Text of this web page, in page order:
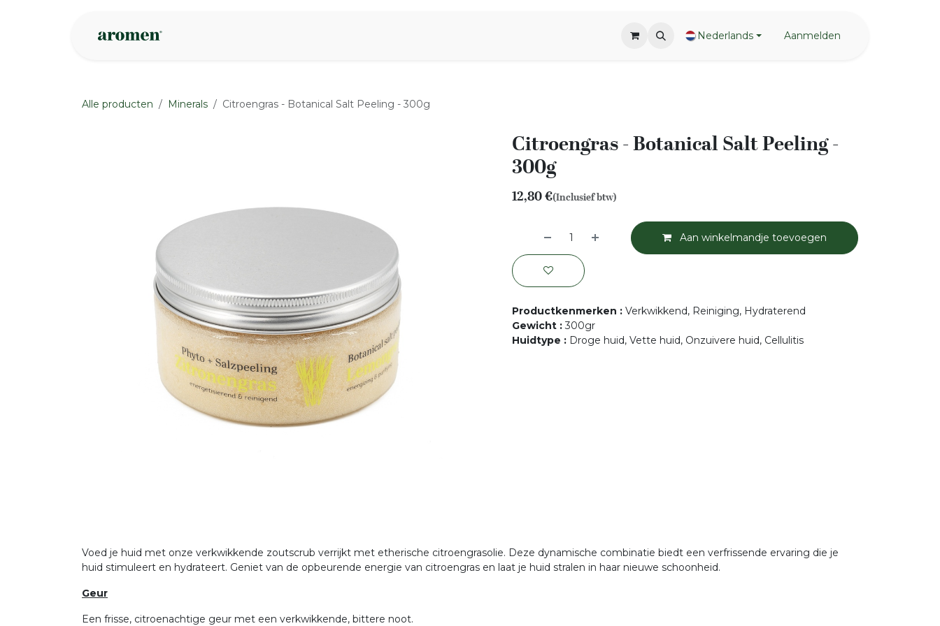
Nederlands Aanmelden
Alle producten Minerals Citroengras - Botanical Salt Peeling - 300g
Citroengras - Botanical Salt Peeling -
300g
12,80€(Inclusief btw)
Aan winkelmandje toevoegen
Productkenmerken : Verkwikkend, Reiniging, Hydraterend
Gewicht : 300gr
Huidtype : Droge huid, Vette huid, Onzuivere huid, Cellulitis
Voed je huid met onze verkwikkende zoutscrub verrijkt met etherische citroengrasolie. Deze dynamische combinatie biedt een verfrissende ervaring die je
huid stimuleert en hydrateert. Geniet van de opbeurende energie van citroengras en laat je huid stralen in haar nieuwe schoonheid.
Geur
Een frisse, citroenachtige geur met een verkwikkende, bittere noot.